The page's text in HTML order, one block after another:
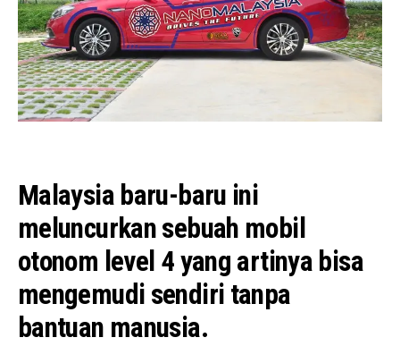
Malaysia baru-baru ini
meluncurkan sebuah mobil
otonom level 4 yang artinya bisa
mengemudi sendiri tanpa
bantuan manusia.